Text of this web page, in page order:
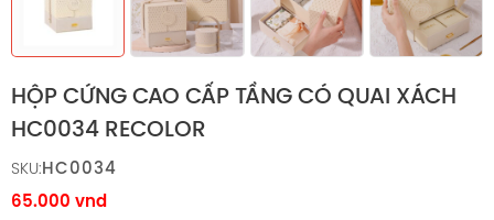
HỘP CỨNG CAO CẤP TẦNG CÓ QUAI XÁCH
HC0034 RECOLOR
SKU:HC0034
65.000 vnd